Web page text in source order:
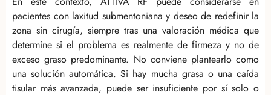
pacientes con laxitud submentoniana y deseo de redefinir la
zona sin cirugía, siempre tras una valoración médica que
determine si el problema es realmente de firmeza y no de
exceso graso predominante. No conviene plantearlo como
una solución automática. Si hay mucha grasa o una caída
tisular más avanzada, puede ser insuficiente por sí solo o